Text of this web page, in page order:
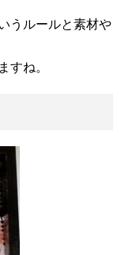
うルールと素材や
すね。